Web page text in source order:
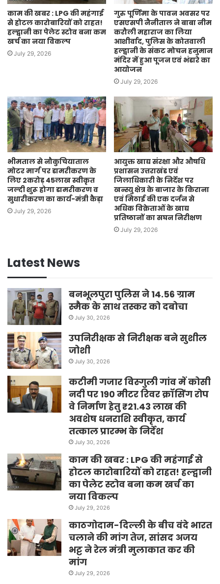
काम की खबर : LPG की महंगाई
से होटल कारोबारियों को राहत!
हल्द्वानी का पेलेट स्टोव बना कम
खर्च का नया विकल्प
July 29, 2026
गुरु पूर्णिमा के पावन अवसर पर
एसएसपी नैनीताल ने बाबा नीम
करौली महाराज का लिया
आशीर्वाद, पुलिस के कोतवाली
हल्द्वानी के संकट मोचन हनुमान
मंदिर में हुआ पूजन एवं भंडारे का
आयोजन
July 29, 2026
भीमताल से नौकुचियाताल
मोटर मार्ग पर डामरीकरण के
लिए 2करोड़ 45लाख स्वीकृत
जल्दी शुरू होगा डामरीकरण व
सुधारीकरण का कार्य-मंत्री कैड़ा
July 29, 2026
आयुक्त खाद्य संरक्षा और औषधि
प्रशासन उत्तराखंड एवं
जिलाधिकारी के निर्देश पर
खन्स्यु क्षेत्र के बाजार के किराना
एवं मिठाई की एक दर्जन से
अधिक विक्रेताओं के खाद्य
प्रतिष्ठानों का सघन निरीक्षण
July 29, 2026
Latest News
बनभूलपुरा पुलिस ने 14.56 ग्राम
स्मैक के साथ तस्कर को दबोचा
July 30, 2026
उपनिरीक्षक से निरीक्षक बने सुशील
जोशी
July 30, 2026
कटीमी गजार विस्गुली गांव में कोसी
नदी पर 190 मीटर रिवर क्रॉसिंग रोप
वे निर्माण हेतु ₹21.43 लाख की
अवशेष धनराशि स्वीकृत, कार्य
तत्काल प्रारम्भ के निर्देश
July 30, 2026
काम की खबर : LPG की महंगाई से
होटल कारोबारियों को राहत! हल्द्वानी
का पेलेट स्टोव बना कम खर्च का
नया विकल्प
July 29, 2026
काठगोदाम-दिल्ली के बीच वंदे भारत
चलाने की मांग तेज, सांसद अजय
भट्ट ने रेल मंत्री मुलाकात कर की
मांग
July 29, 2026